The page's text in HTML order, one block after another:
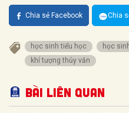
Chia sẻ Facebook Chia
học sinh tiểu học học
khí tượng thủy văn
Bài liên quan